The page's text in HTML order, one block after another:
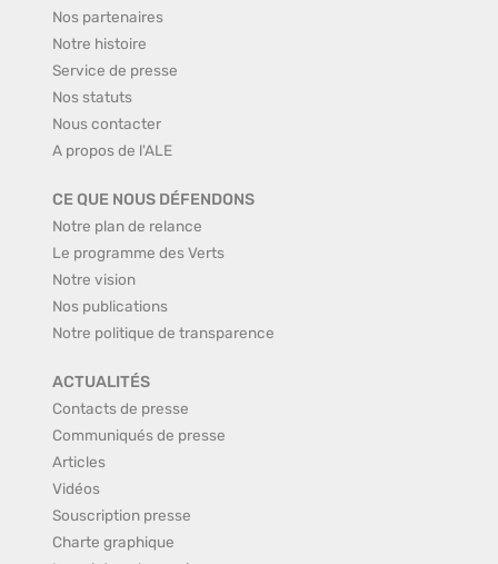
Nos partenaires
Notre histoire
Service de presse
Nos statuts
Nous contacter
A propos de l'ALE
CE QUE NOUS DÉFENDONS
Notre plan de relance
Le programme des Verts
Notre vision
Nos publications
Notre politique de transparence
ACTUALITÉS
Contacts de presse
Communiqués de presse
Articles
Vidéos
Souscription presse
Charte graphique